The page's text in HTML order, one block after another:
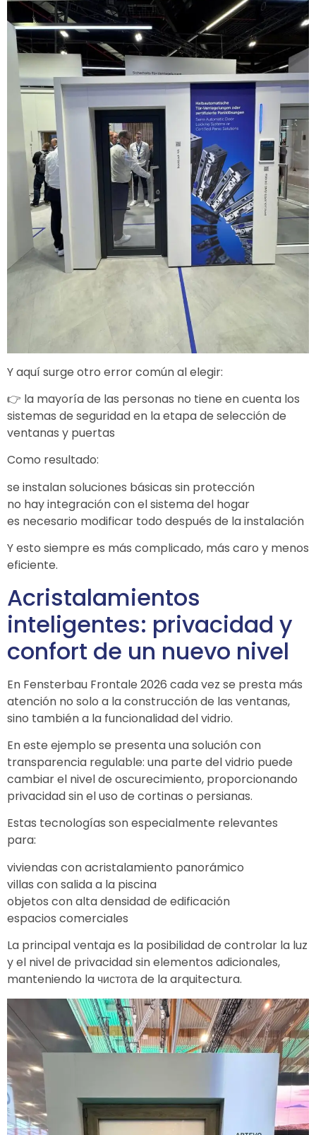
Y aquí surge otro error común al elegir:
👉 la mayoría de las personas no tiene en cuenta los
sistemas de seguridad en la etapa de selección de
ventanas y puertas
Como resultado:
se instalan soluciones básicas sin protección
no hay integración con el sistema del hogar
es necesario modificar todo después de la instalación
Y esto siempre es más complicado, más caro y menos
eficiente.
Acristalamientos
inteligentes: privacidad y
confort de un nuevo nivel
En Fensterbau Frontale 2026 cada vez se presta más
atención no solo a la construcción de las ventanas,
sino también a la funcionalidad del vidrio.
En este ejemplo se presenta una solución con
transparencia regulable: una parte del vidrio puede
cambiar el nivel de oscurecimiento, proporcionando
privacidad sin el uso de cortinas o persianas.
Estas tecnologías son especialmente relevantes
para:
viviendas con acristalamiento panorámico
villas con salida a la piscina
objetos con alta densidad de edificación
espacios comerciales
La principal ventaja es la posibilidad de controlar la luz
y el nivel de privacidad sin elementos adicionales,
manteniendo la чистота de la arquitectura.